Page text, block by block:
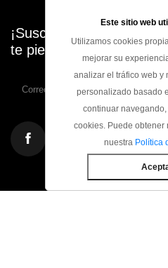
Este sitio web
Utilizamos cookies
mejorar su
analizar el tráfico web y
personalizado basado
continuar
cookies. Puede obtener
nuestra Política
¡Suscribete a nuestro
te pierdas ninguna oferta!